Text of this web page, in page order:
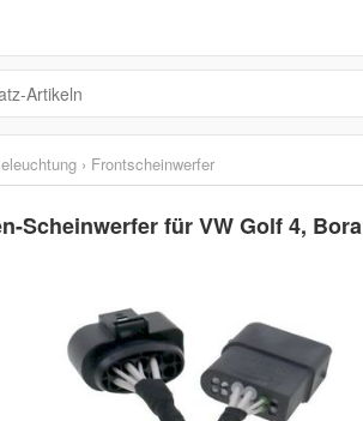
› Frontscheinwerfer
Scheinwerfer für VW Golf 4, Bora